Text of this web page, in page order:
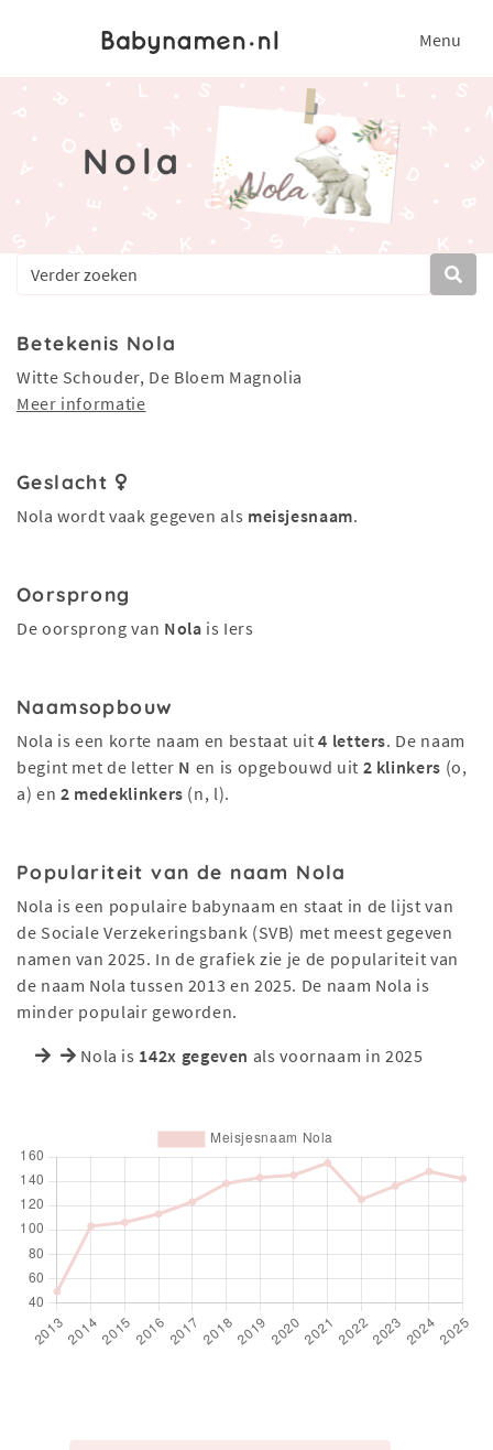
Menu
Nola
Betekenis Nola
Witte Schouder, De Bloem Magnolia
Meer informatie
Geslacht
Nola wordt vaak gegeven als meisjesnaam.
Oorsprong
De oorsprong van Nola is Iers
Naamsopbouw
Nola is een korte naam en bestaat uit4 letters. De naam
begint met de letter N en is opgebouwd uit 2 klinkers (o,
a) en 2 medeklinkers (n, l).
Populariteit van de naam Nola
Nola is een populaire babynaam en staat in de lijst van
de Sociale Verzekeringsbank (SVB) met meest gegeven
namen van 2025. In de grafiek zie je de populariteit van
de naam Nola tussen 2013 en 2025. De naam Nola is
minder populair geworden.
Nola is 142x gegeven als voornaam in 2025